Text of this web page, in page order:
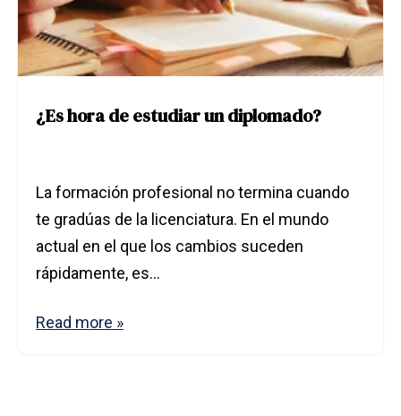
¿Es hora de estudiar un diplomado?
La formación profesional no termina cuando
te gradúas de la licenciatura. En el mundo
actual en el que los cambios suceden
rápidamente, es...
Read more »